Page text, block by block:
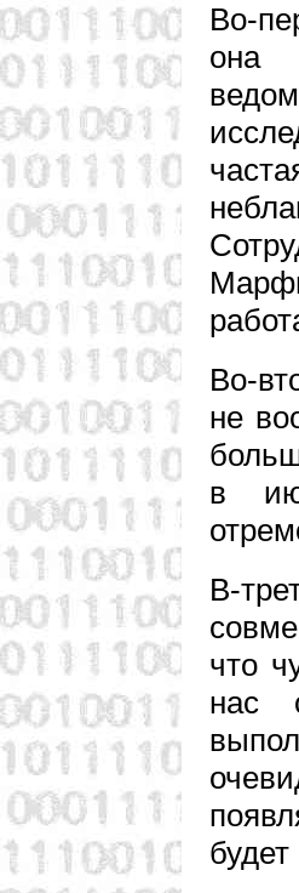
Во-
она
Во-
не
в
В-
что
нас